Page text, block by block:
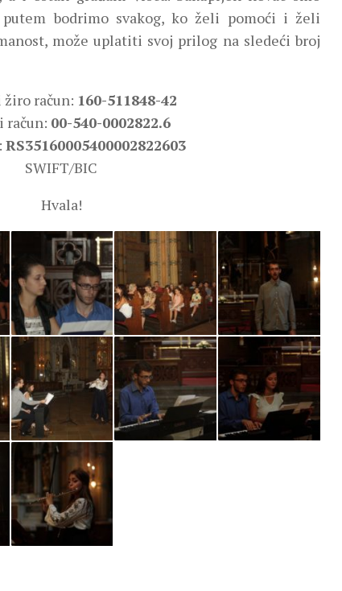
bodrimo svakog, ko želi pomoći i želi
može uplatiti svoj prilog na sledeći broj
račun: 160-511848-42
račun: 00-540-0002822.6
RS35160005400002822603
SWIFT/BIC
Hvala!